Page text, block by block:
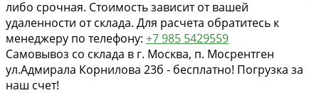
либо срочная. Стоимость зависит от вашей
удаленности от склада. Для расчета обратитесь к
менеджеру по телефону: +7 985 5429559
Самовывоз со склада в г. Москва, п. Мосрентген
ул.Адмирала Корнилова 23б - бесплатно! Погрузка за
наш счет!